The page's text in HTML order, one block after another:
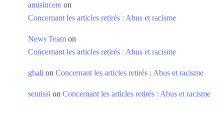
amisincere on
Concernant les articles retirés : Abus et racisme
News Team on
Concernant les articles retirés : Abus et racisme
ghali on Concernant les articles retirés : Abus et racisme
sentissi on Concernant les articles retirés : Abus et racisme